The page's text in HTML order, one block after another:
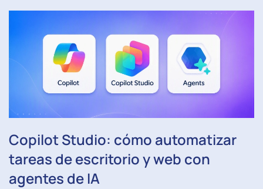
Copilot Studio: cómo automatizar
tareas de escritorio y web con
agentes de IA